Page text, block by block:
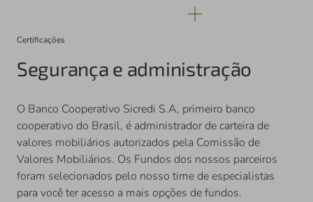
Certificações
Segurança e administração
O Banco Cooperativo Sicredi S.A, primeiro banco
cooperativo do Brasil, é administrador de carteira de
valores mobiliários autorizados pela Comissão de
Valores Mobiliários. Os Fundos dos nossos parceiros
foram selecionados pelo nosso time de especialistas
para você ter acesso a mais opções de fundos.